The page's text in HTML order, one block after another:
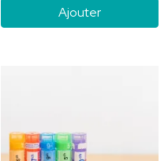
Ajouter